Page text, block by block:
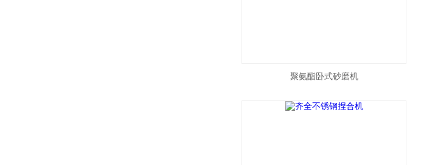
聚氨酯卧式砂磨机